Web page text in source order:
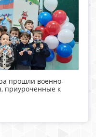
прошли военно-
приуроченные к